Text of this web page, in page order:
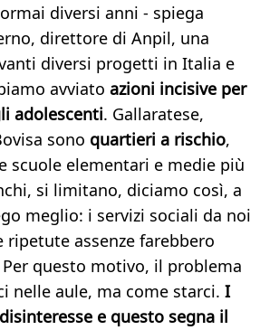
diversi anni - spiega
direttore di Anpil, una
diversi progetti in Italia e
avviato azioni incisive per
adolescenti. Gallaratese,
sono quartieri a rischio,
scuole elementari e medie più
si limitano, diciamo così, a
meglio: i servizi sociali da noi
ripetute assenze farebbero
questo motivo, il problema
nelle aule, ma come starci. I
e questo segna il